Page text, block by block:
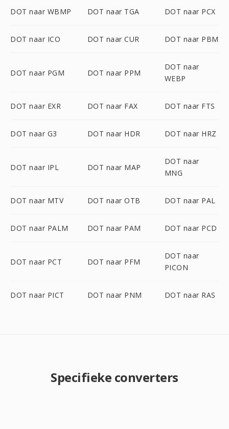
DOT naar WBMP DOT naar TGA DOT naar PCX
DOT naar ICO DOT naar CUR DOT naar PBM
DOT naar PGM DOT naar PPM
DOT naar
WEBP
DOT naar EXR DOT naar FAX DOT naar FTS
DOT naar G3 DOT naar HDR DOT naar HRZ
DOT naar IPL DOT naar MAP
DOT naar
MNG
DOT naar MTV DOT naar OTB DOT naar PAL
DOT naar PALM DOT naar PAM DOT naar PCD
DOT naar PCT DOT naar PFM
DOT naar
PICON
DOT naar PICT DOT naar PNM DOT naar RAS
Specifieke converters